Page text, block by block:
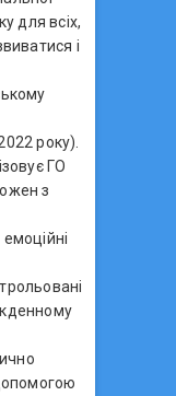
для всіх,
і
року).
ГО
з